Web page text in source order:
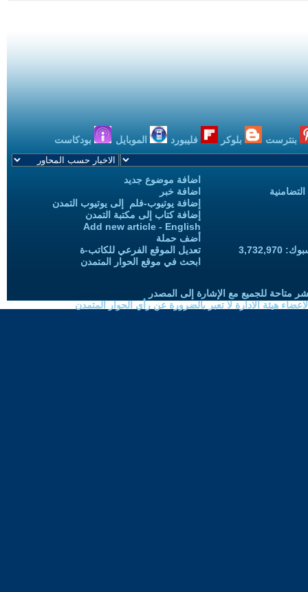
بنترست بلوكر فليبورد الموبايل بودكاست
اضافة موضوع جديد
اضافة خبر
إضافة يوتيوب-فلم إلى يوتيوب التمدن
إضافة كتاب إلى مكتبة التمدن
Add new article - English
أضف حملة
تعديل الموقع الفرعي للكاتب-ة
ابحث في موقع الحوار المتمدن
متاحة للجميع مع الإشارة إلى المصدر
هيئة الادارة لا تعبر بالضرورة عن رأي الحوار المتمدن